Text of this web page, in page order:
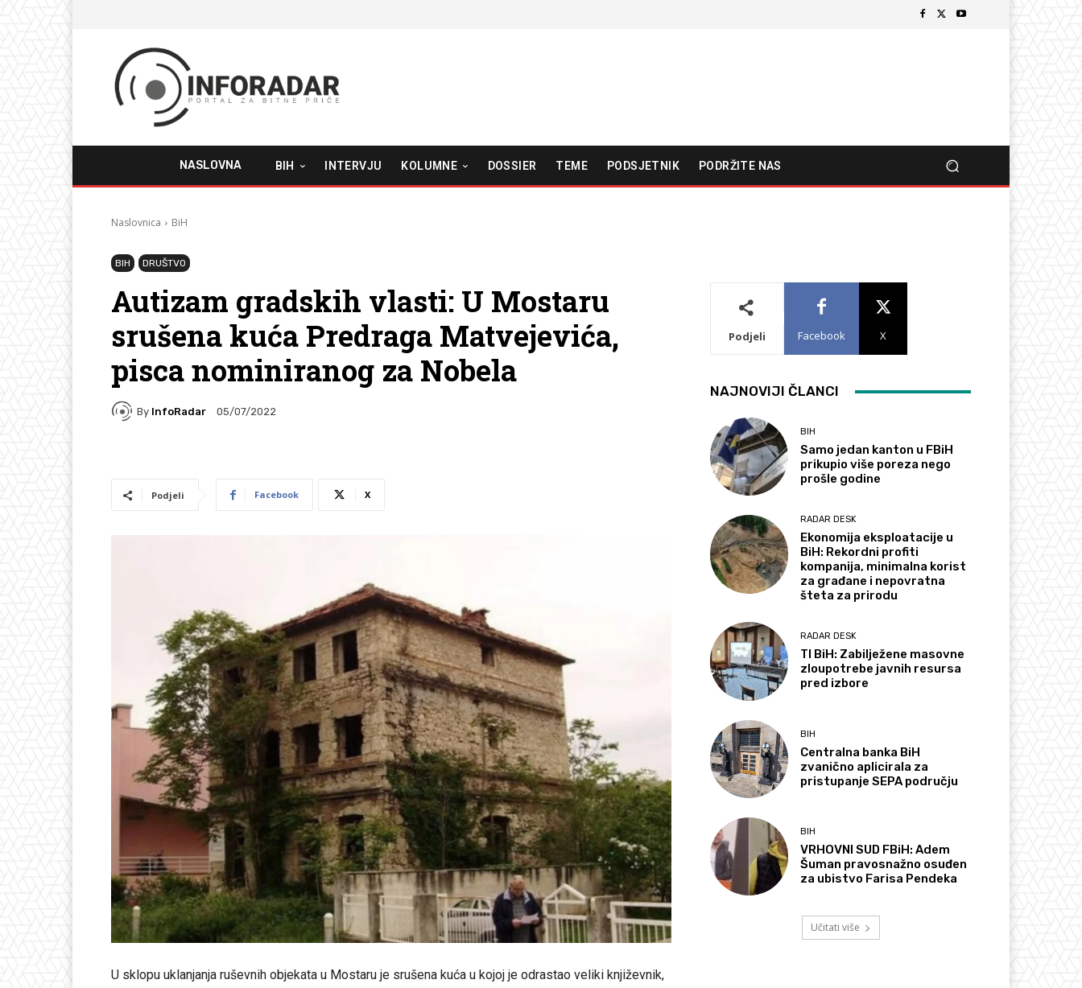
NASLOVNA BIH INTERVJU KOLUMNE DOSSIER TEME PODSJETNIK PODRŽITE NAS
Naslovnica BiH
BIH DRUŠTVO
Autizam gradskih vlasti: U Mostaru
srušena kuća Predraga Matvejevića,
pisca nominiranog za Nobela
By InfoRadar 05/07/2022
Podjeli Facebook X
U sklopu uklanjanja ruševnih objekata u Mostaru je srušena kuća u kojoj je odrastao veliki književnik,
Podjeli Facebook X
NAJNOVIJI ČLANCI
BIH
Samo jedan kanton u FBiH
prikupio više poreza nego
prošle godine
RADAR DESK
Ekonomija eksploatacije u
BiH: Rekordni profiti
kompanija, minimalna korist
za građane i nepovratna
šteta za prirodu
RADAR DESK
TI BiH: Zabilježene masovne
zloupotrebe javnih resursa
pred izbore
BIH
Centralna banka BiH
zvanično aplicirala za
pristupanje SEPA području
BIH
VRHOVNI SUD FBiH: Adem
Šuman pravosnažno osuđen
za ubistvo Farisa Pendeka
Učitati više